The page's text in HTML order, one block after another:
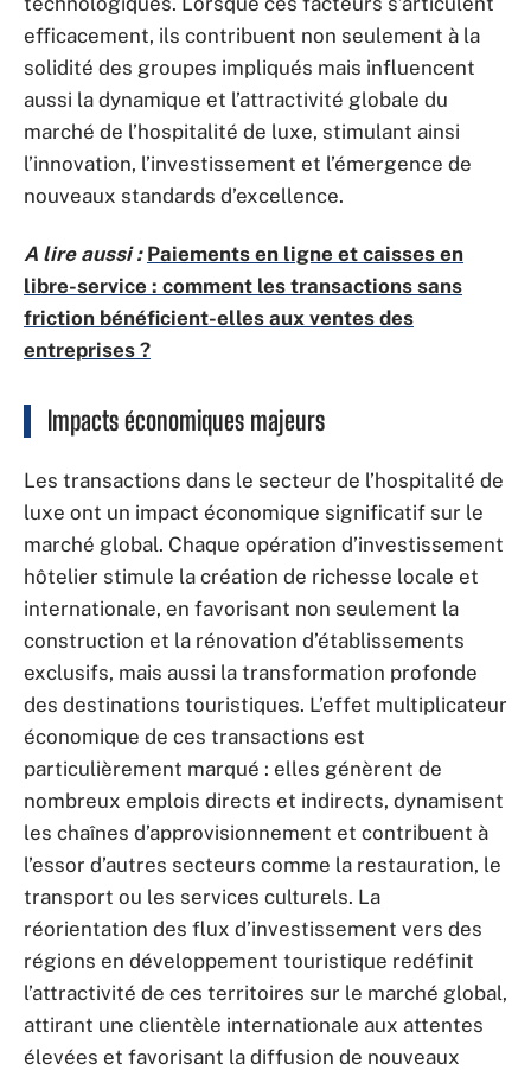
efficacement, ils contribuent non seulement à la
solidité des groupes impliqués mais influencent
aussi la dynamique et l’attractivité globale du
marché de l’hospitalité de luxe, stimulant ainsi
l’innovation, l’investissement et l’émergence de
nouveaux standards d’excellence.
A lire aussi : Paiements en ligne et caisses en
libre-service : comment les transactions sans
friction bénéficient-elles aux ventes des
entreprises ?
Impacts économiques majeurs
Les transactions dans le secteur de l’hospitalité de
luxe ont un impact économique significatif sur le
marché global. Chaque opération d’investissement
hôtelier stimule la création de richesse locale et
internationale, en favorisant non seulement la
construction et la rénovation d’établissements
exclusifs, mais aussi la transformation profonde
des destinations touristiques. L’effet multiplicateur
économique de ces transactions est
particulièrement marqué : elles génèrent de
nombreux emplois directs et indirects, dynamisent
les chaînes d’approvisionnement et contribuent à
l’essor d’autres secteurs comme la restauration, le
transport ou les services culturels. La
réorientation des flux d’investissement vers des
régions en développement touristique redéfinit
l’attractivité de ces territoires sur le marché global,
attirant une clientèle internationale aux attentes
élevées et favorisant la diffusion de nouveaux